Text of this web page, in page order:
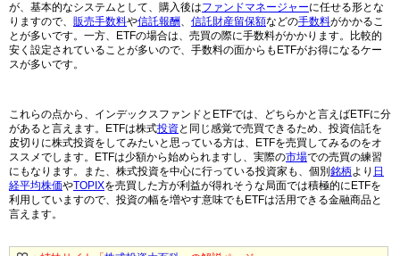
が、基本的なシステムとして、購入後はファンドマネージャーに任せる形とな
りますので、 販売手数料や信託報酬、 信託財産留保額などの手数料がかかるこ
とが多いです。一方、ETFの場合は、売買の際に手数料がかかります。比較的
安く設定されていることが多いので、手数料の面からもETFがお得になるケー
スが多いです。
これらの点から、インデックスファンドとETFでは、どちらかと言えばETFに分
があると言えます。ETFは株式投資と同じ感覚で売買できるため、投資信託を
皮切りに株式投資をしてみたいと思っている方は、ETFを売買してみるのをオ
ススメでします。ETFは少額から始められますし、実際の市場での売買の練習
にもなります。また、株式投資を中心に行っている投資家も、個別 銘柄より 日
経平均株価やTOPIXを売買した方が利益が得れそうな局面では積極的にETFを
利用していますので、投資の幅を増やす意味でもETFは活用できる金融商品と
言えます。